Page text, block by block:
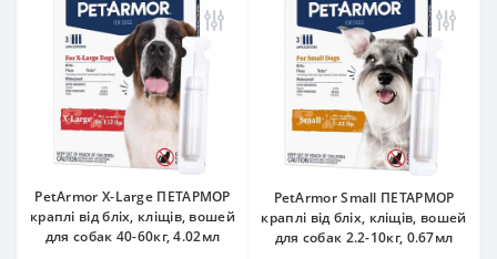
PetArmor X-Large ПЕТАРМОР
краплі від бліх, кліщів, вошей
для собак 40-60кг, 4.02мл
PetArmor Small ПЕТАРМОР
краплі від бліх, кліщів, вошей
для собак 2.2-10кг, 0.67мл